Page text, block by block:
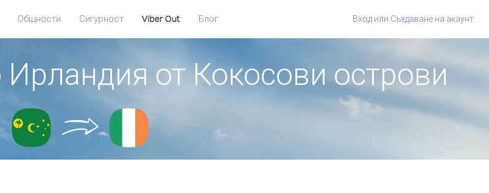
Общности Сигурност Viber Out Блог Вход или Създаване на акаунт
Ирландия от Кокосови острови